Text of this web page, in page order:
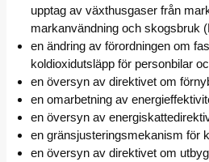
upptag av växthusgaser från
markanvändning och skogsbruk
en ändring av förordningen om
koldioxidutsläpp för personbilar
en översyn av direktivet om
en omarbetning av
en översyn av
en gränsjusteringsmekanism för
en översyn av direktivet om